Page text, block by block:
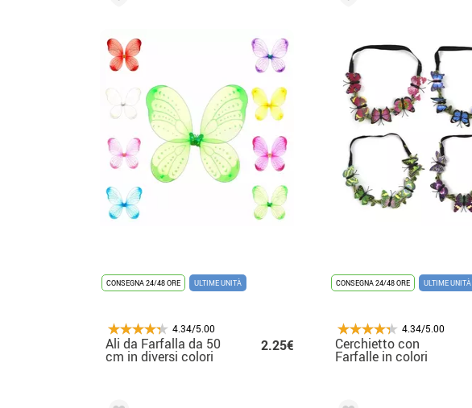
CONSEGNA 24/48 ORE ULTIME UNITÀ
4.34/5.00
Ali da Farfalla da 50
cm in diversi colori
2.25€
CONSEGNA 24/48 ORE ULTIME UNITÀ
4.34/5.00
Cerchietto con
Farfalle in colori